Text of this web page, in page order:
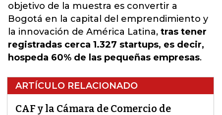
objetivo de la muestra es convertir a
Bogotá en la capital del emprendimiento y
la innovación de América Latina, tras tener
registradas cerca 1.327 startups, es decir,
hospeda 60% de las pequeñas empresas.
ARTÍCULO RELACIONADO
CAF y la Cámara de Comercio de